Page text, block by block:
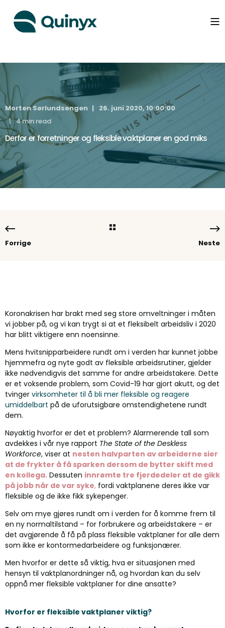
Morten Sørlundsengen
26. juni 2020, 10:00:00
4 min read
Derfor er forretninger og fleksible vaktplaner en god miks
Forrige Neste
Koronakrisen har brakt med seg store omveltninger i måten
vi jobber på, og vi kan trygt si at et fleksibelt arbeidsliv i 2020
har blitt viktigere enn noensinne.
Mens hvitsnipparbeidere rundt om i verden har kunnet jobbe
hjemmefra og nyte godt av fleksible arbeidsrutiner, gjelder
ikke nødvendigvis det samme for andre arbeidstakere. Dette
er et voksende problem, som Covid-19 har gjort akutt, og det
tvinger virksomheter til å bli mer fleksible og reagere
umiddelbart på de uforutsigbare omstendighetene rundt
dem.
Nøyaktig hvorfor er det et problem? Alarmerende tall som
avdekkes i vår nye rapport The State of the Deskless
Workforce, viser at nesten halvparten av arbeiderne sier
at de frykter å få sparken dersom de bytter skift med
en kollega. Dessuten innrømte tre fjerdedeler at de gikk
på jobb når de var syke, fordi vaktplanene deres ikke var
fleksible og de ikke fikk sykepenger.
Selv om mye gjøres rundt om i verden for å komme frem til
en ny normaltilstand – for forbrukere og arbeidstakere – er
det avgjørende å få på plass fleksible vaktplaner for alle dem
som ikke er kontormedarbeidere og funksjonærer.
Men hvorfor er dette så viktig, hva er situasjonen med
hensyn til vaktplanordninger nå, og hvordan kan du selv
oppnå mer fleksible vaktplaner for dine ansatte?
Hvorfor er fleksible vaktplaner viktig?